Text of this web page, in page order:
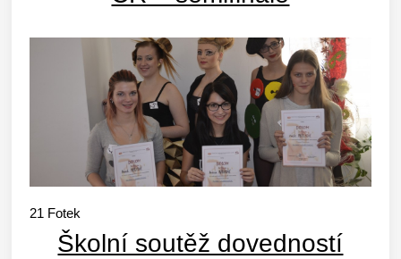
21 Fotek
Školní soutěž dovedností